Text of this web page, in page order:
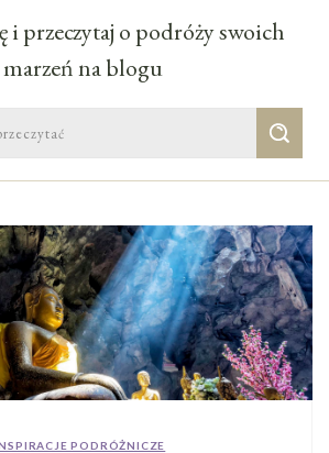
i przeczytaj o podróży swoich
marzeń na blogu
PODRÓŻNICZE